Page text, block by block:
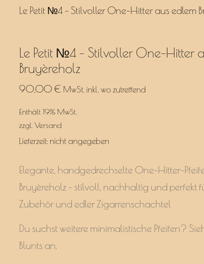
Le Petit №4 – Stilvoller One-Hitter aus edlem
Le Petit №4 – Stilvoller One-Hitter
Bruyèreholz
90,00 € MwSt. inkl. wo zutreffend
Enthält 19% MwSt.
zzgl. Versand
Lieferzeit: nicht angegeben
Elegante, handgedrechselte One-Hitter-
Bruyèreholz – stilvoll, nachhaltig und perfekt
Zubehör und edler Zigarrenschachtel
Du suchst weitere minimalistische Pfeifen?
Blunts an.